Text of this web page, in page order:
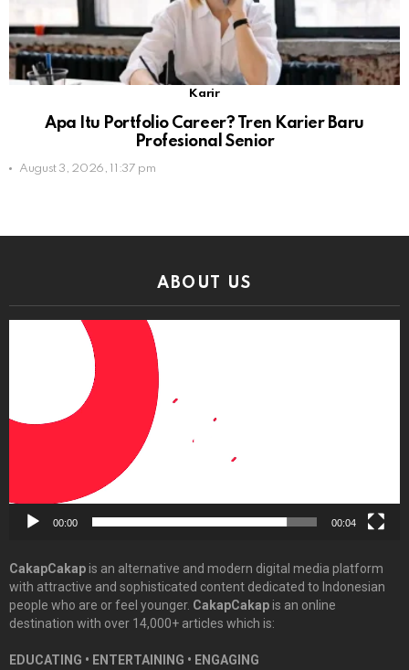
Karir
Apa Itu Portfolio Career? Tren Karier Baru
Profesional Senior
August 3, 2026, 11:37 pm
ABOUT US
00:00 00:04
CakapCakapis an alternative and modern digital media platform
with attractive and sophisticated content dedicated to Indonesian
people who are or feel younger. CakapCakapis an online
destination with over 14,000+ articles which is:
EDUCATING • ENTERTAINING • ENGAGING